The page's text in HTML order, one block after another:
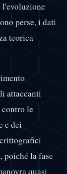
l'evoluzione
perse, i dati
teorica
attaccanti
le
e dei
poiché la fase
quasi